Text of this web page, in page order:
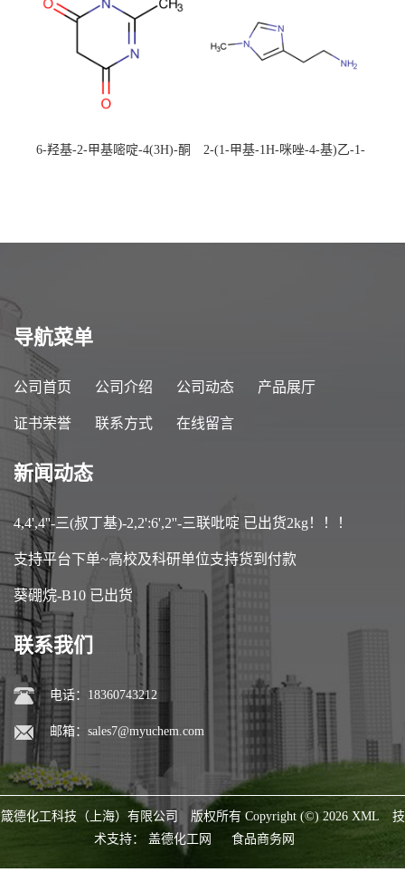
6-羟基-2-甲基嘧啶-4(3H)-酮
2-(1-甲基-1H-咪唑-4-基)乙-1-
导航菜单
公司首页 公司介绍 公司动态 产品展厅
证书荣誉 联系方式 在线留言
新闻动态
4,4',4''-三(叔丁基)-2,2':6',2''-三联吡啶 已出货2kg！！！
支持平台下单~高校及科研单位支持货到付款
葵硼烷-B10 已出货
联系我们
电话：18360743212
邮箱： sales7@myuchem.com
箴德化工科技（上海）有限公司 版权所有 Copyright (©) 2026 XML
技
术支持： 盖德化工网 食品商务网